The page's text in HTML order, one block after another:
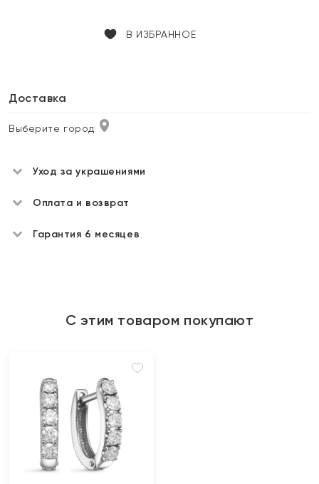
В ИЗБРАННОЕ
Доставка
Выберите город
Уход за украшениями
Оплата и возврат
Гарантия 6 месяцев
С этим товаром покупают